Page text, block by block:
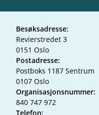
Besøksadresse:
Revierstredet 3
0151 Oslo
Postadresse:
Postboks 1187 Sentrum
0107 Oslo
Organisasjonsnummer:
840 747 972
Telefon: